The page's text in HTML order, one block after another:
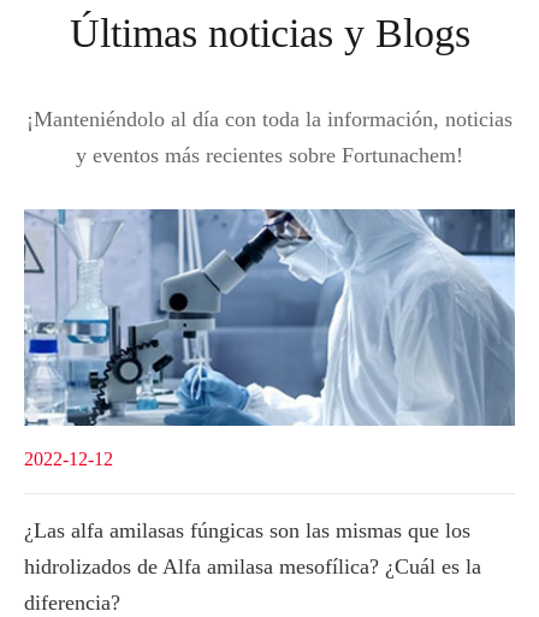
Últimas noticias y Blogs
¡Manteniéndolo al día con toda la información, noticias
y eventos más recientes sobre Fortunachem!
2022-12-12
¿Las alfa amilasas fúngicas son las mismas que los
hidrolizados de Alfa amilasa mesofílica? ¿Cuál es la
diferencia?